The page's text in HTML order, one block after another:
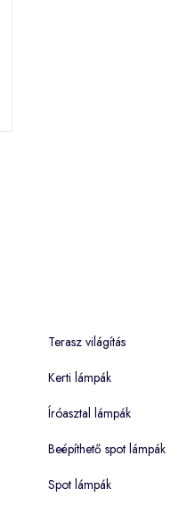
Terasz világítás
Kerti lámpák
Íróasztal lámpák
Beépíthető spot lámpák
Spot lámpák